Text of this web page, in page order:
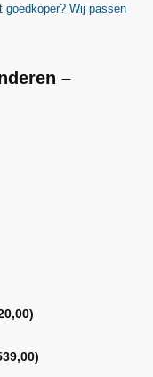
goedkoper? Wij passen
–
)
)